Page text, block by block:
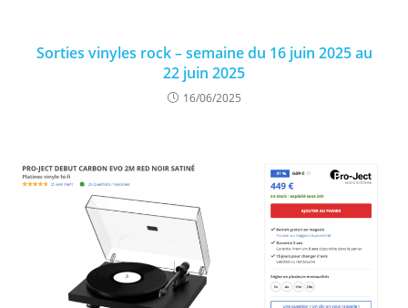
Sorties vinyles rock – semaine du 16 juin 2025 au
22 juin 2025
16/06/2025